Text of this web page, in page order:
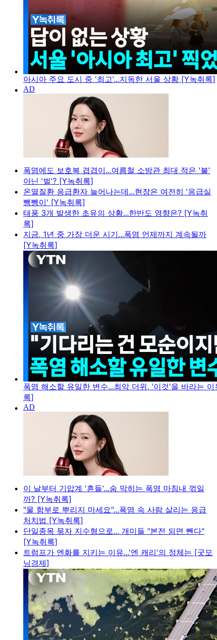
아시아 주요 도시 중 '최고'...지독한 서울 상황 [Y녹취록]
폭염에도 보호복 겹겹이...여름철 소방관 최대 적은 '불'
아닌 '벌'? [Y녹취록]
온열질환 응급환자 늘어나는데...현장은 여전히 '응급실
뺑뺑이' [Y녹취록]
태풍 3개 발생한 초유의 상황...한반도 영향은? [Y녹취
록]
지금, 1년 중 가장 더운 시기...폭염 언제까지 계속될까
[Y녹취록]
폭염 해소할 유일한 변수...최악 더위, '이것'을 바라는
록]
이 날부터 기압계 '흔들'...숨 막히는 폭염 마침내 꺾일
까? [Y녹취록]
"물 함부로 뿌리지 마세요"...폭염 속 사람 살리는 응급
처치법 [Y녹취록]
단일종목 묶자 지수형으로... 개미들 "본전 되면 뺀다"
[Y녹취록]
트럼프가 엔화를 지키는 이유...'엔 캐리'의 정체는 [굿모
닝경제]